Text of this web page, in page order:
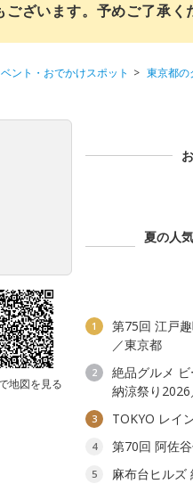
ざいます。予めご了承く
ント・おでかけスポット
東京都の
地図を見る
夏の人
1
第75回 江戸
／東京都
2
絶品グルメ
納涼祭り
3 TOKYO レイ
4 第70回 阿佐
5
麻布台ヒルズ